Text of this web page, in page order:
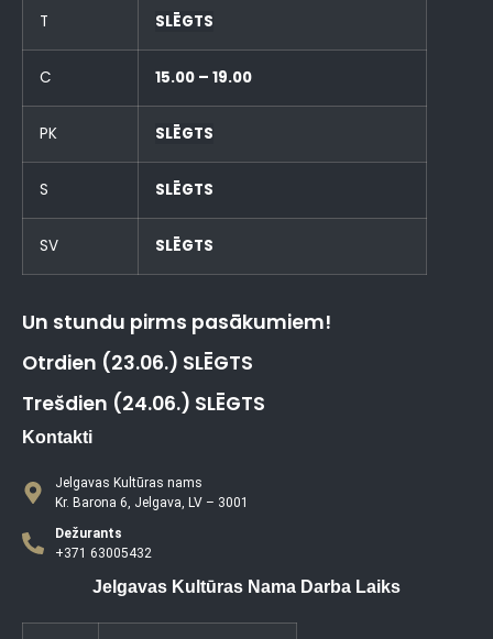
T SLĒGTS
C 15.00 – 19.00
PK SLĒGTS
S SLĒGTS
SV SLĒGTS
Un stundu pirms pasākumiem!
Otrdien (23.06.) SLĒGTS
Trešdien (24.06.) SLĒGTS
Kontakti
Jelgavas Kultūras nams
Kr. Barona 6, Jelgava, LV – 3001
Dežurants
+371 63005432
Jelgavas Kultūras Nama Darba Laiks